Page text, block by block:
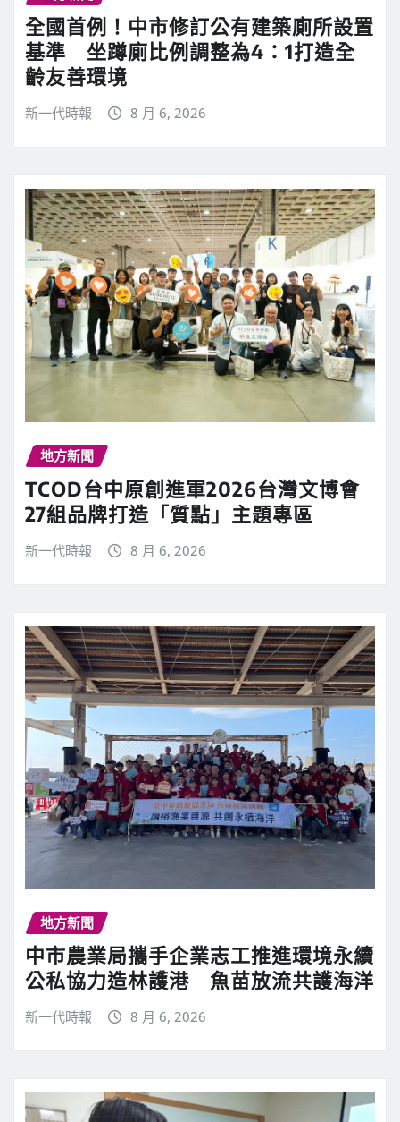
全國首例！中市修訂公有建築廁所設置
基準 坐蹲廁比例調整為4：1打造全
齡友善環境
新一代時報 8 月 6, 2026
地方新聞
TCOD台中原創進軍2026台灣文博會
27組品牌打造「質點」主題專區
新一代時報 8 月 6, 2026
地方新聞
中市農業局攜手企業志工推進環境永續
公私協力造林護港 魚苗放流共護海洋
新一代時報 8 月 6, 2026